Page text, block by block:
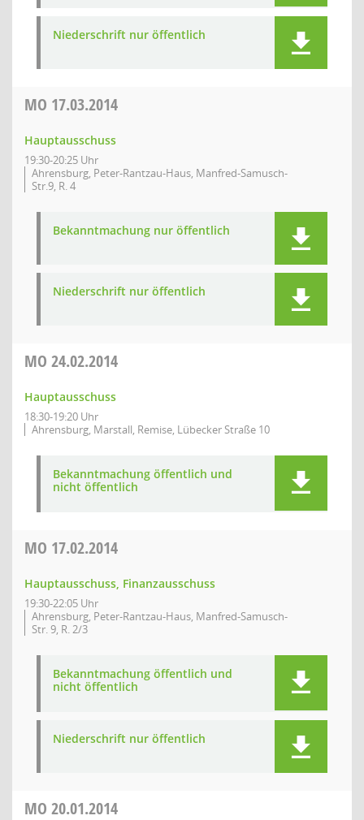
Niederschrift nur öffentlich
MO 17.03.2014
Hauptausschuss
19:30-20:25 Uhr
Ahrensburg, Peter-Rantzau-Haus, Manfred-Samusch-
Str.9, R. 4
Bekanntmachung nur öffentlich
Niederschrift nur öffentlich
MO 24.02.2014
Hauptausschuss
18:30-19:20 Uhr
Ahrensburg, Marstall, Remise, Lübecker Straße 10
Bekanntmachung öffentlich und
nicht öffentlich
MO 17.02.2014
Hauptausschuss, Finanzausschuss
19:30-22:05 Uhr
Ahrensburg, Peter-Rantzau-Haus, Manfred-Samusch-
Str. 9, R. 2/3
Bekanntmachung öffentlich und
nicht öffentlich
Niederschrift nur öffentlich
MO 20.01.2014